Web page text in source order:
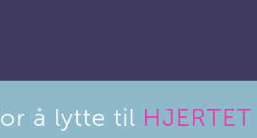
å lytte til HJERTET